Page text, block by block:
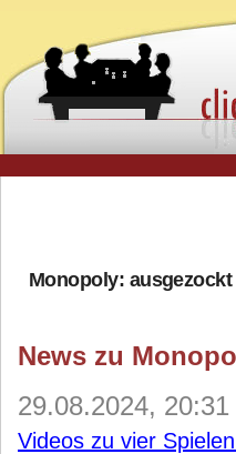
Monopoly: ausgezockt
News zu
29.08.2024, 20:31
Videos zu vier